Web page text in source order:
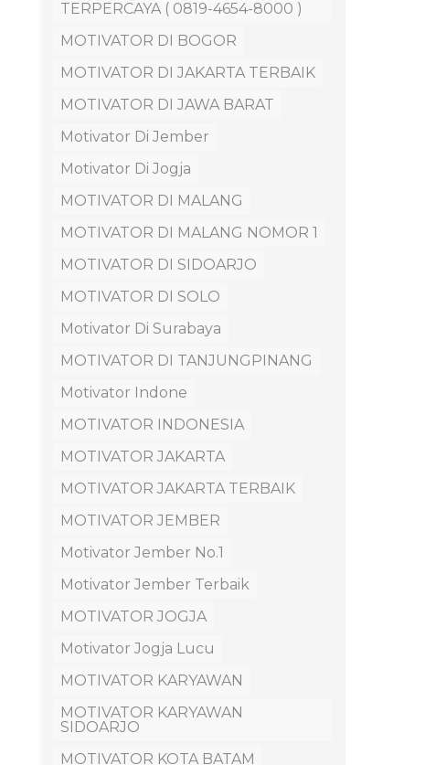
TERPERCAYA ( 0819-4654-8000 )
MOTIVATOR DI BOGOR
MOTIVATOR DI JAKARTA TERBAIK
MOTIVATOR DI JAWA BARAT
Motivator Di Jember
Motivator Di Jogja
MOTIVATOR DI MALANG
MOTIVATOR DI MALANG NOMOR 1
MOTIVATOR DI SIDOARJO
MOTIVATOR DI SOLO
Motivator Di Surabaya
MOTIVATOR DI TANJUNGPINANG
Motivator Indone
MOTIVATOR INDONESIA
MOTIVATOR JAKARTA
MOTIVATOR JAKARTA TERBAIK
MOTIVATOR JEMBER
Motivator Jember No.1
Motivator Jember Terbaik
MOTIVATOR JOGJA
Motivator Jogja Lucu
MOTIVATOR KARYAWAN
MOTIVATOR KARYAWAN
SIDOARJO
MOTIVATOR KOTA BATAM